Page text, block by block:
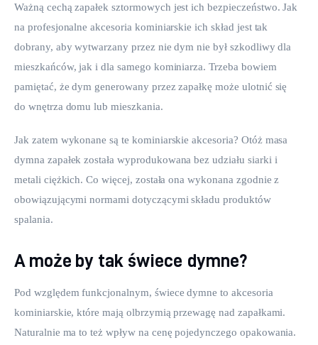
Ważną cechą zapałek sztormowych jest ich bezpieczeństwo. Jak
na profesjonalne akcesoria kominiarskie ich skład jest tak
dobrany, aby wytwarzany przez nie dym nie był szkodliwy dla
mieszkańców, jak i dla samego kominiarza. Trzeba bowiem
pamiętać, że dym generowany przez zapałkę może ulotnić się
do wnętrza domu lub mieszkania.
Jak zatem wykonane są te kominiarskie akcesoria? Otóż masa
dymna zapałek została wyprodukowana bez udziału siarki i
metali ciężkich. Co więcej, została ona wykonana zgodnie z
obowiązującymi normami dotyczącymi składu produktów
spalania.
A może by tak świece dymne?
Pod względem funkcjonalnym, świece dymne to akcesoria
kominiarskie, które mają olbrzymią przewagę nad zapałkami.
Naturalnie ma to też wpływ na cenę pojedynczego opakowania.